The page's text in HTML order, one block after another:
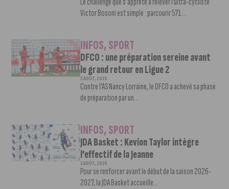
Victor Bosoni est simple : parcourir 571...
INFOS,SPORT
DFCO : une préparation sereine avant
le grand retour en Ligue 2
3 AOÛT, 2026
Contre l’AS Nancy Lorraine, le DFCO a achevé sa phase
de préparation par un...
INFOS,SPORT
JDA Basket : Kevion Taylor intègre
l’effectif de la Jeanne
3 AOÛT, 2026
Pour se renforcer avant le début de la saison 2026-
2027, la JDA Basket accueille...